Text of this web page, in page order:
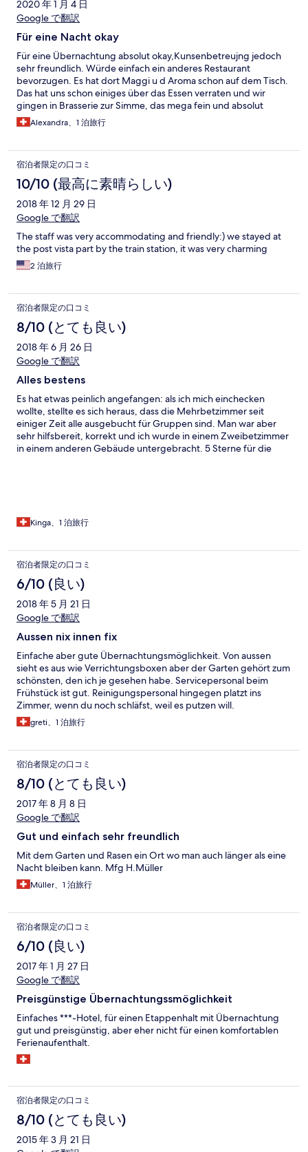
2020 年 1 月 4 日
Google で翻訳
Für eine Nacht okay
Für eine Übernachtung absolut okay,Kunsenbetreujng jedoch
sehr freundlich. Würde einfach ein anderes Restaurant
bevorzugen. Es hat dort Maggi u d Aroma schon auf dem Tisch.
Das hat uns schon einiges über das Essen verraten und wir
gingen in Brasserie zur Simme, das mega fein und absolut
empfehlenswert!
Alexandra、1 泊旅行
宿泊者限定の口コミ
10/10 (最高に素晴らしい)
2018 年 12 月 29 日
Google で翻訳
The staff was very accommodating and friendly:) we stayed at
the post vista part by the train station, it was very charming
2 泊旅行
宿泊者限定の口コミ
8/10 (とても良い)
2018 年 6 月 26 日
Google で翻訳
Alles bestens
Es hat etwas peinlich angefangen: als ich mich einchecken
wollte, stellte es sich heraus, dass die Mehrbetzimmer seit
einiger Zeit alle ausgebucht für Gruppen sind. Man war aber
sehr hilfsbereit, korrekt und ich wurde in einem Zweibetzimmer
in einem anderen Gebäude untergebracht. 5 Sterne für die
Kinga、1 泊旅行
宿泊者限定の口コミ
6/10 (良い)
2018 年 5 月 21 日
Google で翻訳
Aussen nix innen fix
Einfache aber gute Übernachtungsmöglichkeit. Von aussen
sieht es aus wie Verrichtungsboxen aber der Garten gehört zum
schönsten, den ich je gesehen habe. Servicepersonal beim
Frühstück ist gut. Reinigungspersonal hingegen platzt ins
Zimmer, wenn du noch schläfst, weil es putzen will.
greti、1 泊旅行
宿泊者限定の口コミ
8/10 (とても良い)
2017 年 8 月 8 日
Google で翻訳
Gut und einfach sehr freundlich
Mit dem Garten und Rasen ein Ort wo man auch länger als eine
Nacht bleiben kann. Mfg H.Müller
Müller、1 泊旅行
宿泊者限定の口コミ
6/10 (良い)
2017 年 1 月 27 日
Google で翻訳
Preisgünstige Übernachtungssmöglichkeit
Einfaches ***-Hotel, für einen Etappenhalt mit Übernachtung
gut und preisgünstig, aber eher nicht für einen komfortablen
Ferienaufenthalt.
宿泊者限定の口コミ
8/10 (とても良い)
2015 年 3 月 21 日